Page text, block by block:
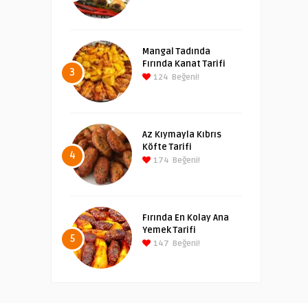
3
Mangal Tadında
Fırında Kanat Tarifi
124 Beğeni!
4
Az Kıymayla Kıbrıs
Köfte Tarifi
174 Beğeni!
5
Fırında En Kolay Ana
Yemek Tarifi
147 Beğeni!